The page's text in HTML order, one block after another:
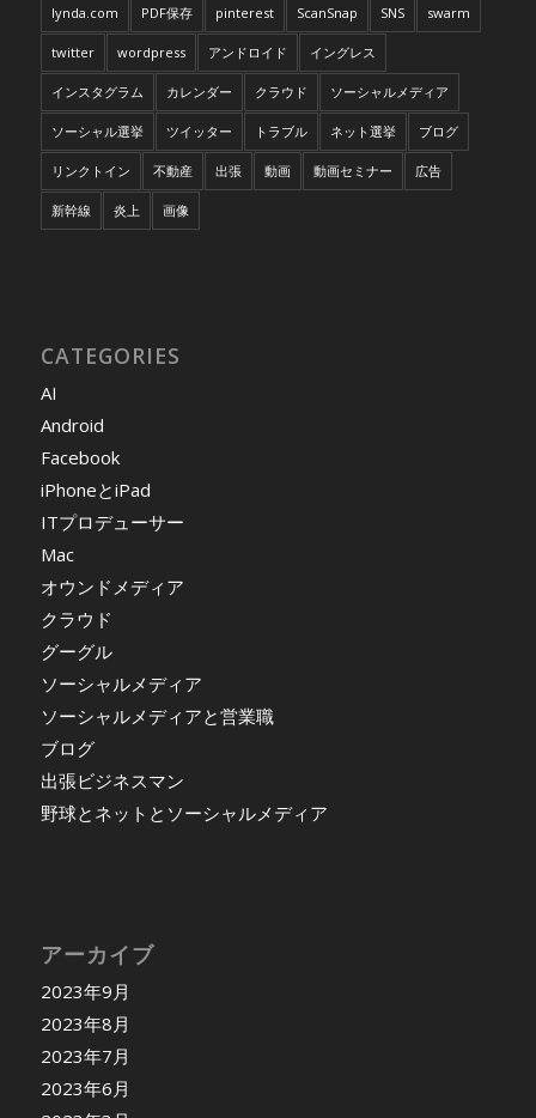
lynda.com PDF保存 pinterest ScanSnap SNS swarm
twitter wordpress アンドロイド イングレス
インスタグラム カレンダー クラウド ソーシャルメディア
ソーシャル選挙 ツイッター トラブル ネット選挙 ブログ
リンクトイン 不動産 出張 動画 動画セミナー 広告
新幹線 炎上 画像
CATEGORIES
AI
Android
Facebook
iPhoneとiPad
ITプロデューサー
Mac
オウンドメディア
クラウド
グーグル
ソーシャルメディア
ソーシャルメディアと営業職
ブログ
出張ビジネスマン
野球とネットとソーシャルメディア
アーカイブ
2023年9月
2023年8月
2023年7月
2023年6月